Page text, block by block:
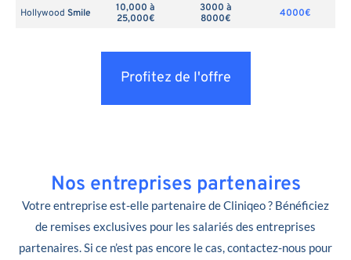
Hollywood Smile
10,000 à
25,000€
3000 à
8000€
4000€
Profitez de l'offre
Nos entreprises partenaires
Votre entreprise est-elle partenaire de Cliniqeo ? Bénéficiez
de remises exclusives pour les salariés des entreprises
partenaires. Si ce n’est pas encore le cas, contactez-nous pour